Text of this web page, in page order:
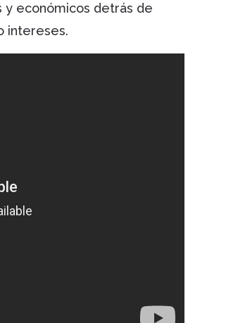
económicos detrás de
intereses.